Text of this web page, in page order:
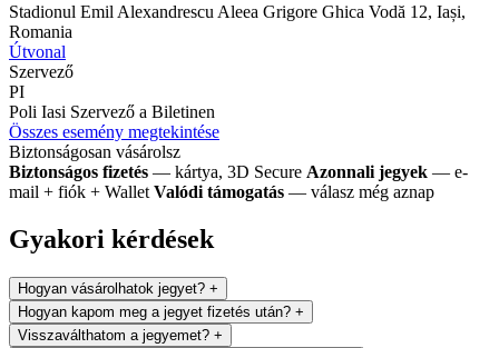
Stadionul Emil Alexandrescu Aleea Grigore Ghica Vodă 12, Iași,
Romania
Útvonal
Szervező
PI
Poli Iasi Szervező a Biletinen
Összes esemény megtekintése
Biztonságosan vásárolsz
Biztonságos fizetés — kártya, 3D Secure Azonnali jegyek — e-
mail + fiók + Wallet Valódi támogatás — válasz még aznap
Gyakori kérdések
Hogyan vásárolhatok jegyet? +
Hogyan kapom meg a jegyet fizetés után? +
Visszaválthatom a jegyemet? +